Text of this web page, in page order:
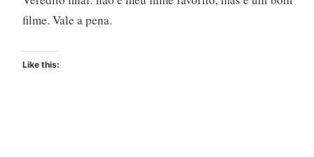
filme. Vale a pena.
Like this: